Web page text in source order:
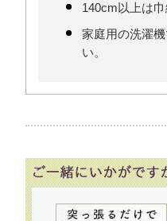
140cm以上は
家庭用の洗濯
い。